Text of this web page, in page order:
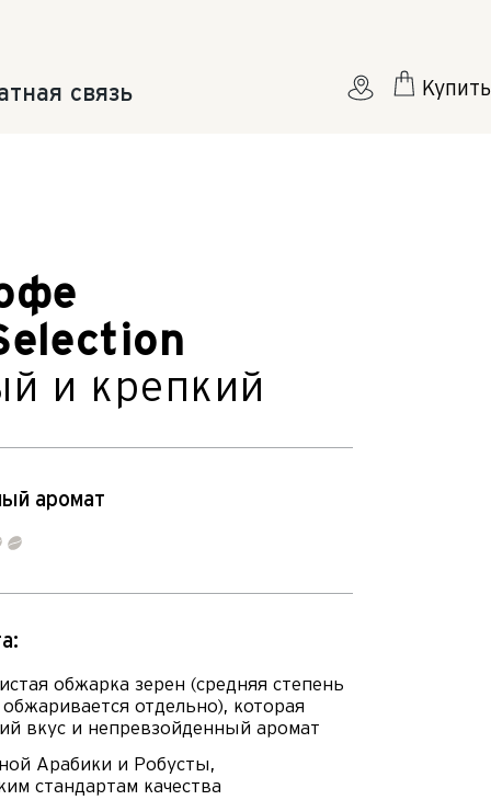
связь Купить
и крепкий
аромат
обжарка зерен (средняя степень
отдельно), которая
вкус и непревзойденный аромат
Арабики и Робусты,
стандартам качества